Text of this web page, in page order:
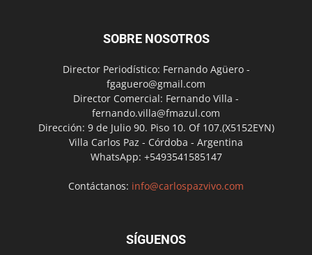
SOBRE NOSOTROS
Director Periodístico: Fernando Agüero -
fgaguero@gmail.com
Director Comercial: Fernando Villa -
fernando.villa@fmazul.com
Dirección: 9 de Julio 90. Piso 10. Of 107.(X5152EYN)
Villa Carlos Paz - Córdoba - Argentina
WhatsApp: +5493541585147
Contáctanos: info@carlospazvivo.com
SÍGUENOS